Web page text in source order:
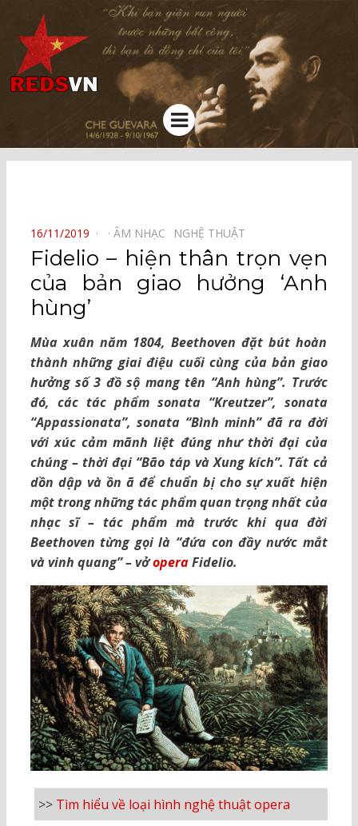
Kênh chia sẻ tri thức cộng đồng
Menu
POSTED
ON
16/11/2019 ÂM NHẠC⠀ NGHỆ THUẬT⠀
Fidelio – hiện thân trọn vẹn
của bản giao hưởng ‘Anh
hùng’
Mùa xuân năm 1804, Beethoven đặt bút hoàn
thành những giai điệu cuối cùng của bản giao
hưởng số 3 đồ sộ mang tên “Anh hùng”. Trước
đó, các tác phẩm sonata “Kreutzer”, sonata
“Appassionata”, sonata “Bình minh” đã ra đời
với xúc cảm mãnh liệt đúng như thời đại của
chúng – thời đại “Bão táp và Xung kích”. Tất cả
dồn dập và ồn ã để chuẩn bị cho sự xuất hiện
một trong những tác phẩm quan trọng nhất của
nhạc sĩ – tác phẩm mà trước khi qua đời
Beethoven từng gọi là “đứa con đầy nước mắt
và vinh quang” – vởoperaFidelio.
>> Tìm hiểu về loại hình nghệ thuật opera